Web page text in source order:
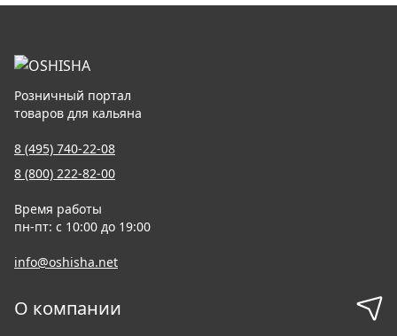
Розничный портал
товаров для кальяна
8 (495) 740-22-08
8 (800) 222-82-00
Время работы
пн-пт: с 10:00 до 19:00
info@oshisha.net
О компании